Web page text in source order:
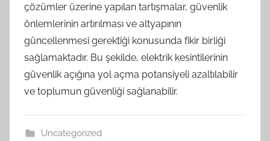
çözümler üzerine yapılan tartışmalar, güvenlik
önlemlerinin artırılması ve altyapının
güncellenmesi gerektiği konusunda fikir birliği
sağlamaktadır. Bu şekilde, elektrik kesintilerinin
güvenlik açığına yol açma potansiyeli azaltılabilir
ve toplumun güvenliği sağlanabilir.
Uncategorized